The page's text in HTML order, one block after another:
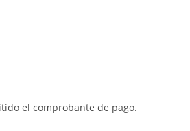
el comprobante de pago.